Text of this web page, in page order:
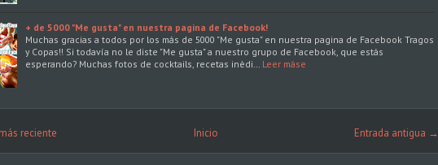
+ de 5000 "Me gusta" en nuestra pagina de Facebook!
Muchas gracias a todos por los más de 5000 "Me gusta" en nuestra pagina de Facebook Tragos
y Copas!! Si todavía no le diste "Me gusta" a nuestro grupo de Facebook, que estás
esperando? Muchas fotos de cocktails, recetas inèdi…
Leer máse
reciente Entrada antigua →
Inicio